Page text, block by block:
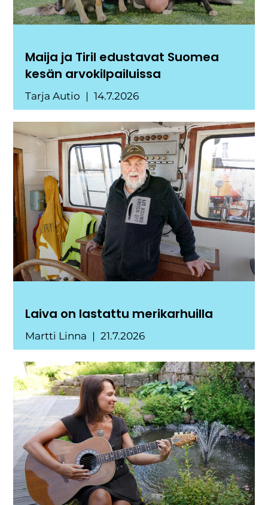
Maija ja Tiril edustavat Suomea
kesän arvokilpailuissa
Tarja Autio 14.7.2026
Laiva on lastattu merikarhuilla
Martti Linna 21.7.2026